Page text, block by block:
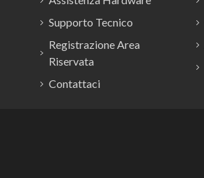
Supporto Tecnico
Registrazione Area
Riservata
Contattaci